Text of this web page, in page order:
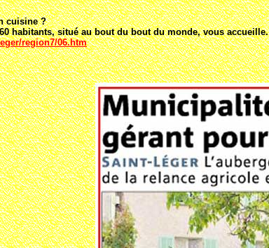
cuisine ?
habitants, situé au bout du bout du monde, vous accueille.
region7/06.htm